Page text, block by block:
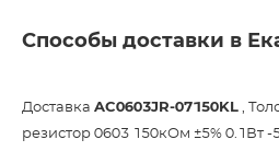
Способы доставки в
Доставка AC0603JR-07150KL ,
резистор 0603 150кОм ±5% 0.1Вт -